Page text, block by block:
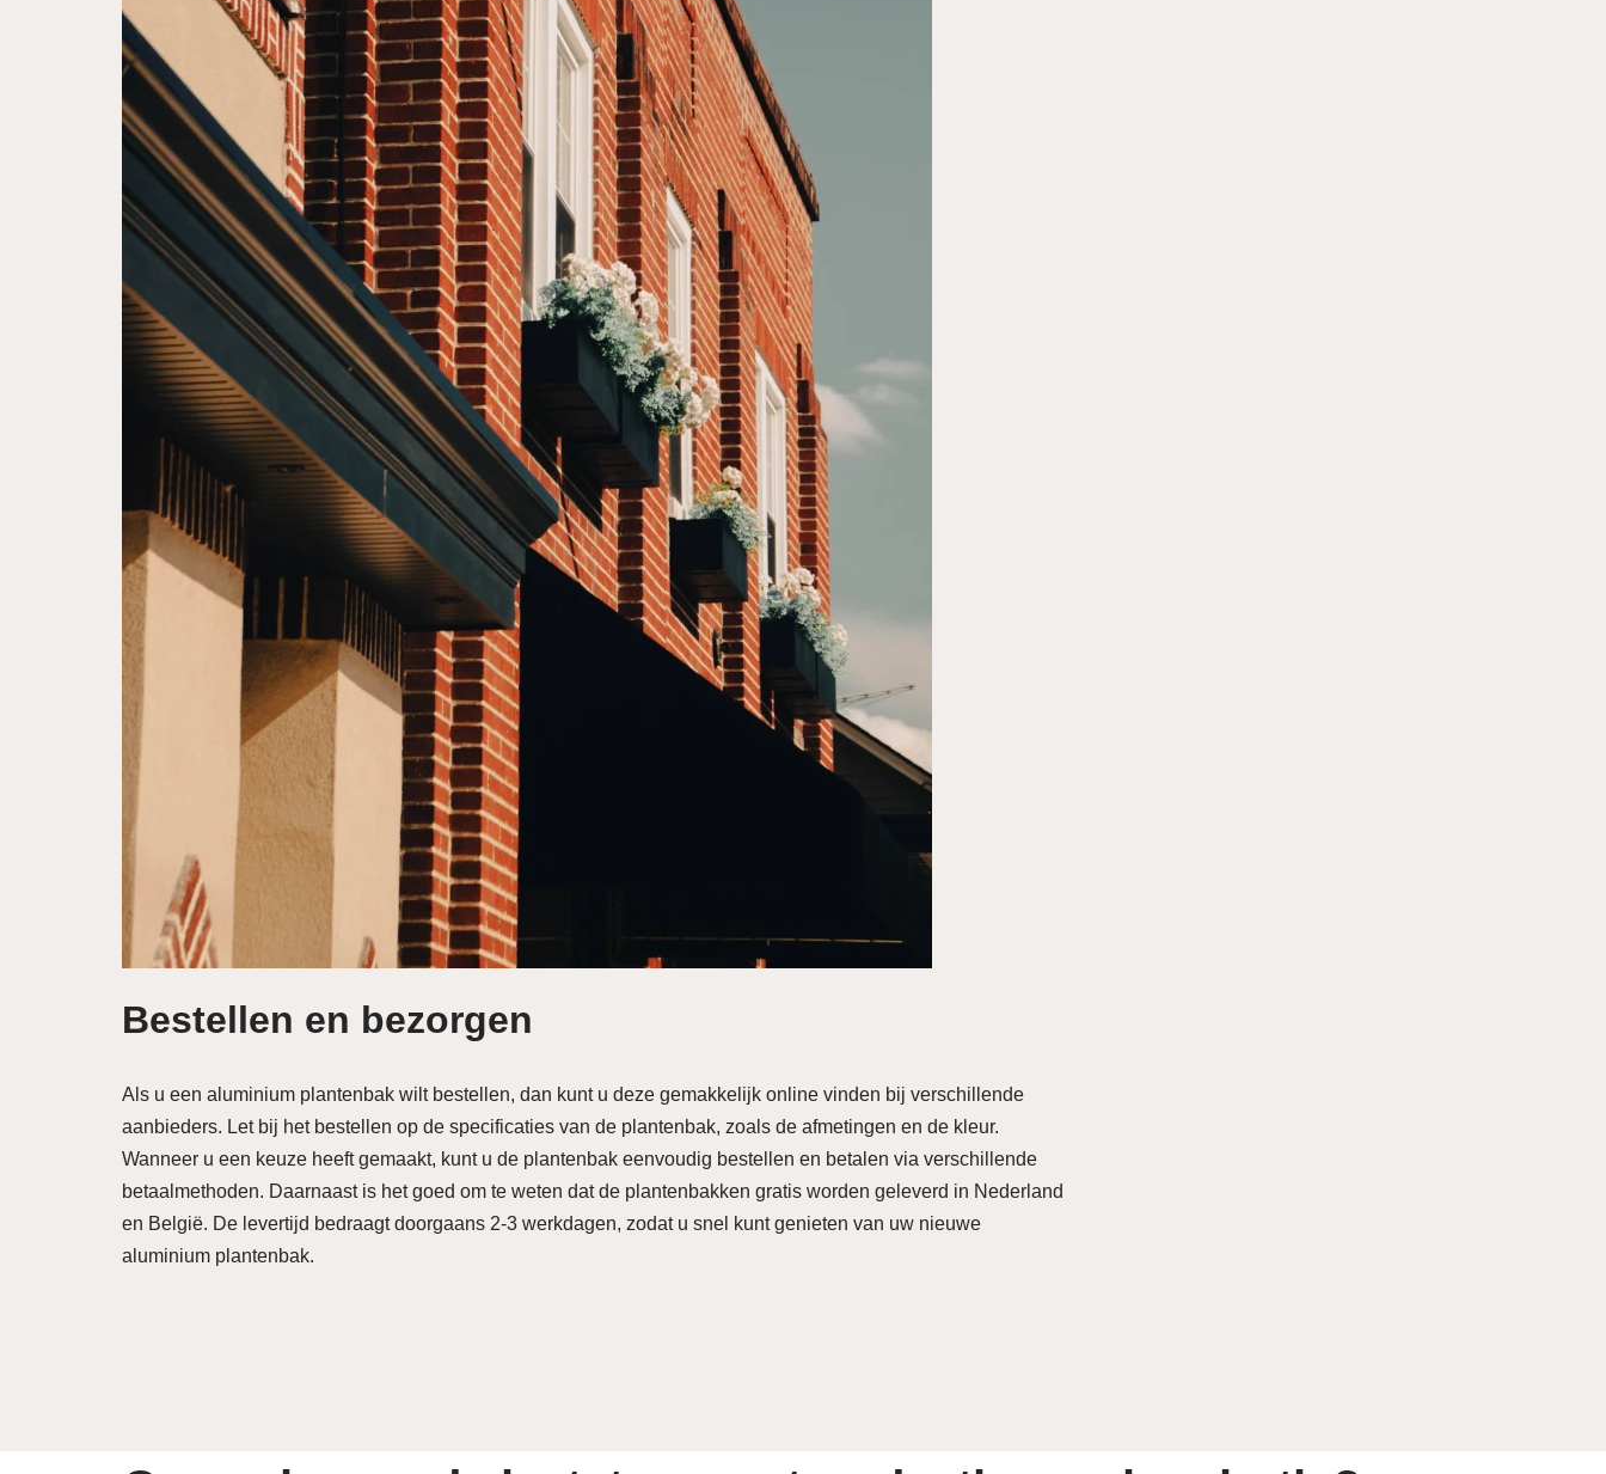
Bestellen en bezorgen
Als u een aluminium plantenbak wilt bestellen, dan kunt u deze gemakkelijk online vinden bij verschillende
aanbieders. Let bij het bestellen op de specificaties van de plantenbak, zoals de afmetingen en de kleur.
Wanneer u een keuze heeft gemaakt, kunt u de plantenbak eenvoudig bestellen en betalen via verschillende
betaalmethoden. Daarnaast is het goed om te weten dat de plantenbakken gratis worden geleverd in Nederland
en België. De levertijd bedraagt doorgaans 2-3 werkdagen, zodat u snel kunt genieten van uw nieuwe
aluminium plantenbak.